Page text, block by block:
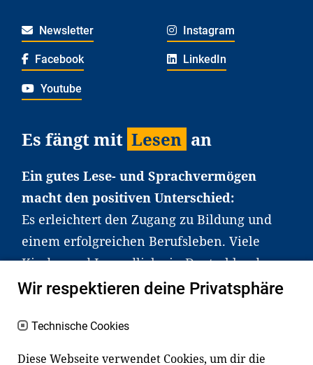
Newsletter Instagram
Facebook LinkedIn
Youtube
Es fängt mit Lesen an
Ein gutes Lese- und Sprachvermögen
macht den positiven Unterschied:
Es erleichtert den Zugang zu Bildung und
einem erfolgreichen Berufsleben. Viele
Kinder und Jugendliche in Deutschland
haben aber große Schwierigkeiten dabei.
an Familien sowie an Erzieher*innen,
Wir respektieren deine Privatsphäre
Technische Cookies
Diese Webseite verwendet Cookies, um dir die